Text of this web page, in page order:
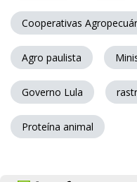
Cooperativas
Agro paulista
Governo Lula
Proteína animal